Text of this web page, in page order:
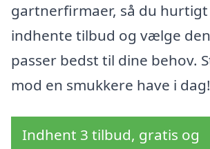
gartnerfirmaer, så du hurtigt
indhente tilbud og vælge
passer bedst til dine behov.
mod en smukkere have i dag!
Indhent 3 tilbud, gratis og